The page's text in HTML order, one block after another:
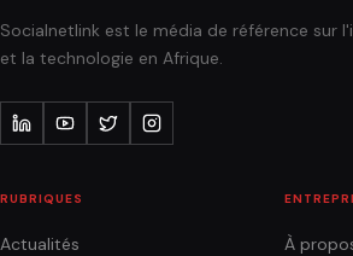
Socialnetlink est le média de référence sur
et la technologie en Afrique.
RUBRIQUES
Actualités À